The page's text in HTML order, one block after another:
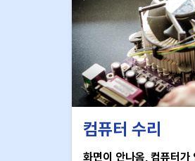
컴퓨터 수리
화면이 안나옴, 컴퓨터가